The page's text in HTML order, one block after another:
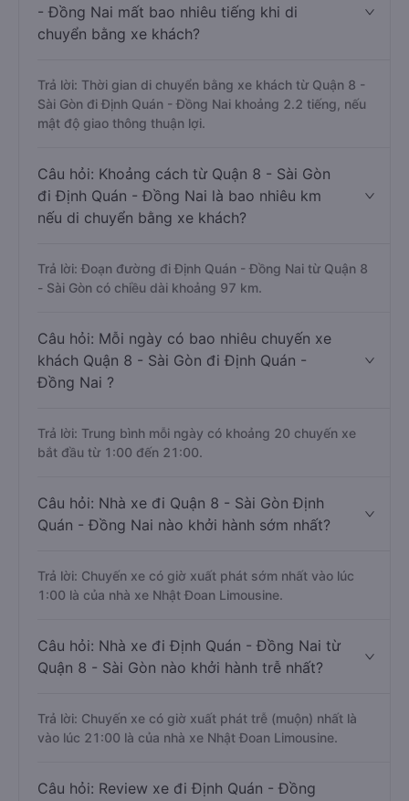
- Đồng Nai mất bao nhiêu tiếng khi di
chuyển bằng xe khách?
Trả lời: Thời gian di chuyển bằng xe khách từ Quận 8 -
Sài Gòn đi Định Quán - Đồng Nai khoảng 2.2 tiếng, nếu
mật độ giao thông thuận lợi.
Câu hỏi: Khoảng cách từ Quận 8 - Sài Gòn
đi Định Quán - Đồng Nai là bao nhiêu km
nếu di chuyển bằng xe khách?
Trả lời: Đoạn đường đi Định Quán - Đồng Nai từ Quận 8
- Sài Gòn có chiều dài khoảng 97 km.
Câu hỏi: Mỗi ngày có bao nhiêu chuyến xe
khách Quận 8 - Sài Gòn đi Định Quán -
Đồng Nai ?
Trả lời: Trung bình mỗi ngày có khoảng 20 chuyến xe
bắt đầu từ 1:00 đến 21:00.
Câu hỏi: Nhà xe đi Quận 8 - Sài Gòn Định
Quán - Đồng Nai nào khởi hành sớm nhất?
Trả lời: Chuyến xe có giờ xuất phát sớm nhất vào lúc
1:00 là của nhà xe Nhật Đoan Limousine.
Câu hỏi: Nhà xe đi Định Quán - Đồng Nai từ
Quận 8 - Sài Gòn nào khởi hành trễ nhất?
Trả lời: Chuyến xe có giờ xuất phát trễ (muộn) nhất là
vào lúc 21:00 là của nhà xe Nhật Đoan Limousine.
Câu hỏi: Review xe đi Định Quán - Đồng